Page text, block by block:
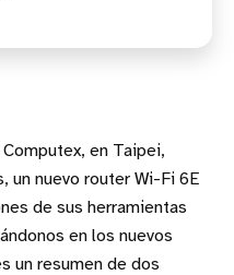
en Taipei,
un nuevo router Wi-Fi 6E
de sus herramientas
en los nuevos
un resumen de dos